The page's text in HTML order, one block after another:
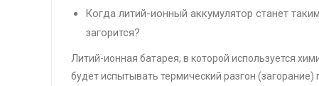
Когда литий-ионный аккумулятор станет
загорится?
Литий-ионная батарея, в которой используется
будет испытывать термический разгон (загорание)